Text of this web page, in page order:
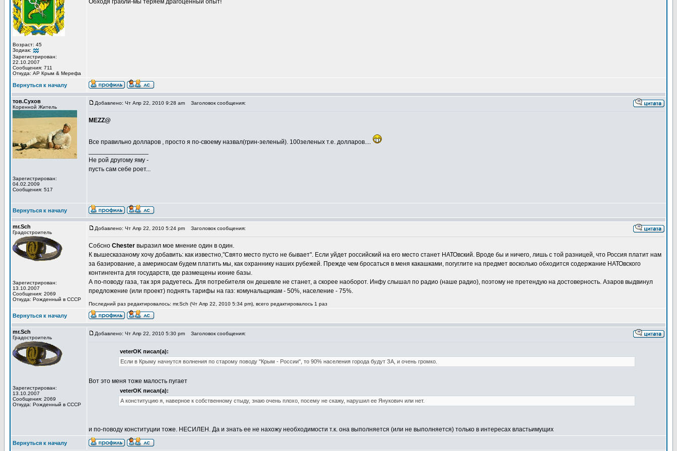
Возраст: 45
Зодиак:
Зарегистрирован:
22.10.2007
Сообщения: 711
Откуда: АР Крым & Мерефа
Обходя грабли-мы теряем драгоценный опыт!
Вернуться к началу
тов.Сухов
Коренной Житель
Зарегистрирован:
04.02.2009
Сообщения: 517
Добавлено: Чт Апр 22, 2010 9:28 am Заголовок сообщения:
MEZZ@
Все правильно долларов , просто я по-своему назвал(грин-зеленый). 100зеленых т.е. долларов....
Не рой другому яму -
пусть сам себе роет...
Вернуться к началу
mr.Sch
Градостроитель
Зарегистрирован:
13.10.2007
Сообщения: 2069
Откуда: Рожденный в СССР
Добавлено: Чт Апр 22, 2010 5:24 pm Заголовок сообщения:
Собсно Chester выразил мое мнение один в один.
К вышесказаному хочу добавить: как известно,"Свято место пусто не бывает". Если уйдет российский на его место станет НАТОвский. Вроде бы и ничего, лишь с той разницей, что Россия платит нам
за базирование, а америкосам будем платить мы, как охраннику наших рубежей. Прежде чем бросаться в меня какашками, погуглите на предмет восколько обходится содержание НАТОвского
контингента для государств, где размещены ихние базы.
А по-поводу газа, так зря радуетесь. Для потребителя он дешевле не станет, а скорее наоборот. Инфу слышал по радио (наше радио), поэтому не претендую на достоверность. Азаров выдвинул
предложение (или проект) поднять тарифы на газ: комунальщикам - 50%, население - 75%.
Последний раз редактировалось: mr.Sch (Чт Апр 22, 2010 5:34 pm), всего редактировалось 1 раз
Вернуться к началу
mr.Sch
Градостроитель
Зарегистрирован:
13.10.2007
Сообщения: 2069
Откуда: Рожденный в СССР
Добавлено: Чт Апр 22, 2010 5:30 pm Заголовок сообщения:
veterOK писал(а):
Если в Крыму начнутся волнения по старому поводу "Крым - России", то 90% населения города будут ЗА, и очень громко.
Вот это меня тоже малость пугает
veterOK писал(а):
А конституцию я, наверное к собственному стыду, знаю очень плохо, посему не скажу, нарушил ее Янукович или нет.
и по-поводу конституции тоже. НЕСИЛЕН. Да и знать ее не нахожу необходимости т.к. она выполняется (или не выполняется) только в интересах властьимущих
Вернуться к началу